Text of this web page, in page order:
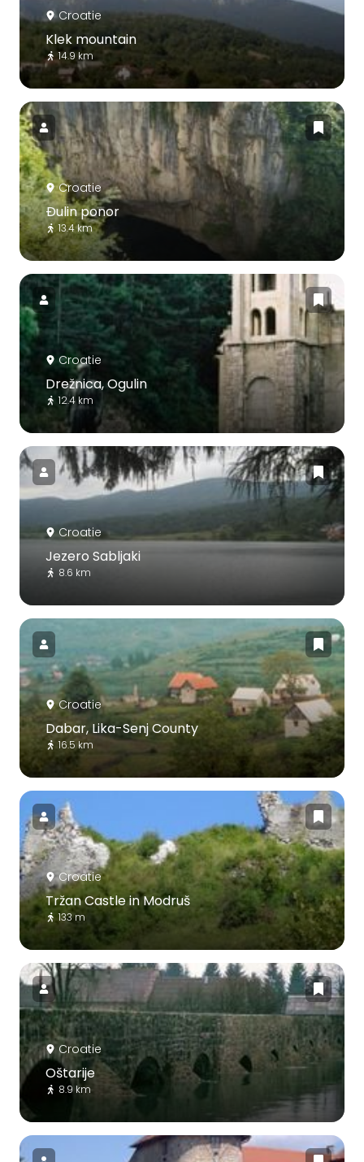
Croatie
Klek mountain
14.9 km
Croatie
Ðulin ponor
13.4 km
Croatie
Drežnica, Ogulin
12.4 km
Croatie
Jezero Sabljaki
8.6 km
Croatie
Dabar, Lika-Senj County
16.5 km
Croatie
Tržan Castle in Modruš
133 m
Croatie
Oštarije
8.9 km